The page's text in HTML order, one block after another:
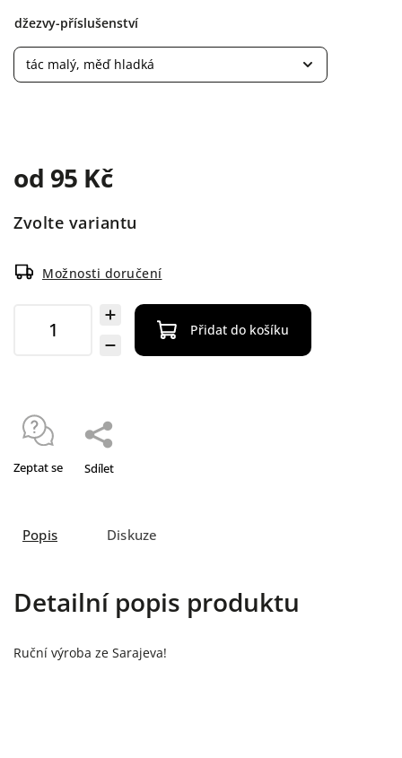
džezvy-příslušenství
od 95 Kč
Zvolte variantu
Možnosti doručení
Přidat do košíku
Zeptat se Sdílet
Popis Diskuze
Detailní popis produktu
Ruční výroba ze Sarajeva!